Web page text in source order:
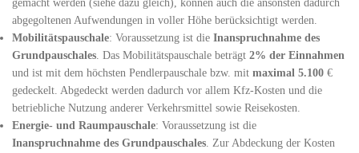
gemacht werden (siehe dazu gleich), können auch die ansonsten dadurch
abgegoltenen Aufwendungen in voller Höhe berücksichtigt werden.
Mobilitätspauschale: Voraussetzung ist die Inanspruchnahme des
Grundpauschales . Das Mobilitätspauschale beträgt 2% der Einnahmen
und ist mit dem höchsten Pendlerpauschale bzw. mit maximal 5.100 €
gedeckelt. Abgedeckt werden dadurch vor allem Kfz-Kosten und die
betriebliche Nutzung anderer Verkehrsmittel sowie Reisekosten.
Energie- und Raumpauschale: Voraussetzung ist die
Inanspruchnahme des Grundpauschales . Zur Abdeckung der Kosten